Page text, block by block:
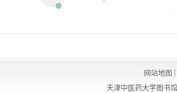
网站地图
天津中医药大学图书